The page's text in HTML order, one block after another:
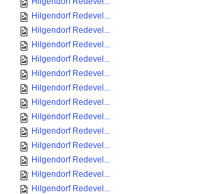
Hilgendorf Redevel...
Hilgendorf Redevel...
Hilgendorf Redevel...
Hilgendorf Redevel...
Hilgendorf Redevel...
Hilgendorf Redevel...
Hilgendorf Redevel...
Hilgendorf Redevel...
Hilgendorf Redevel...
Hilgendorf Redevel...
Hilgendorf Redevel...
Hilgendorf Redevel...
Hilgendorf Redevel...